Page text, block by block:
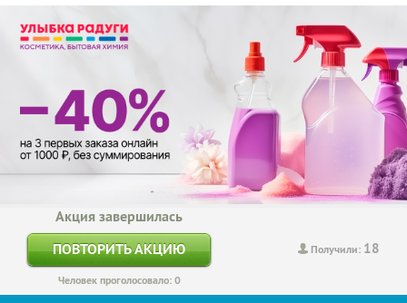
Получили: 18
Акция завершилась
ПОВТОРИТЬ АКЦИЮ
Человек проголосовало: 0